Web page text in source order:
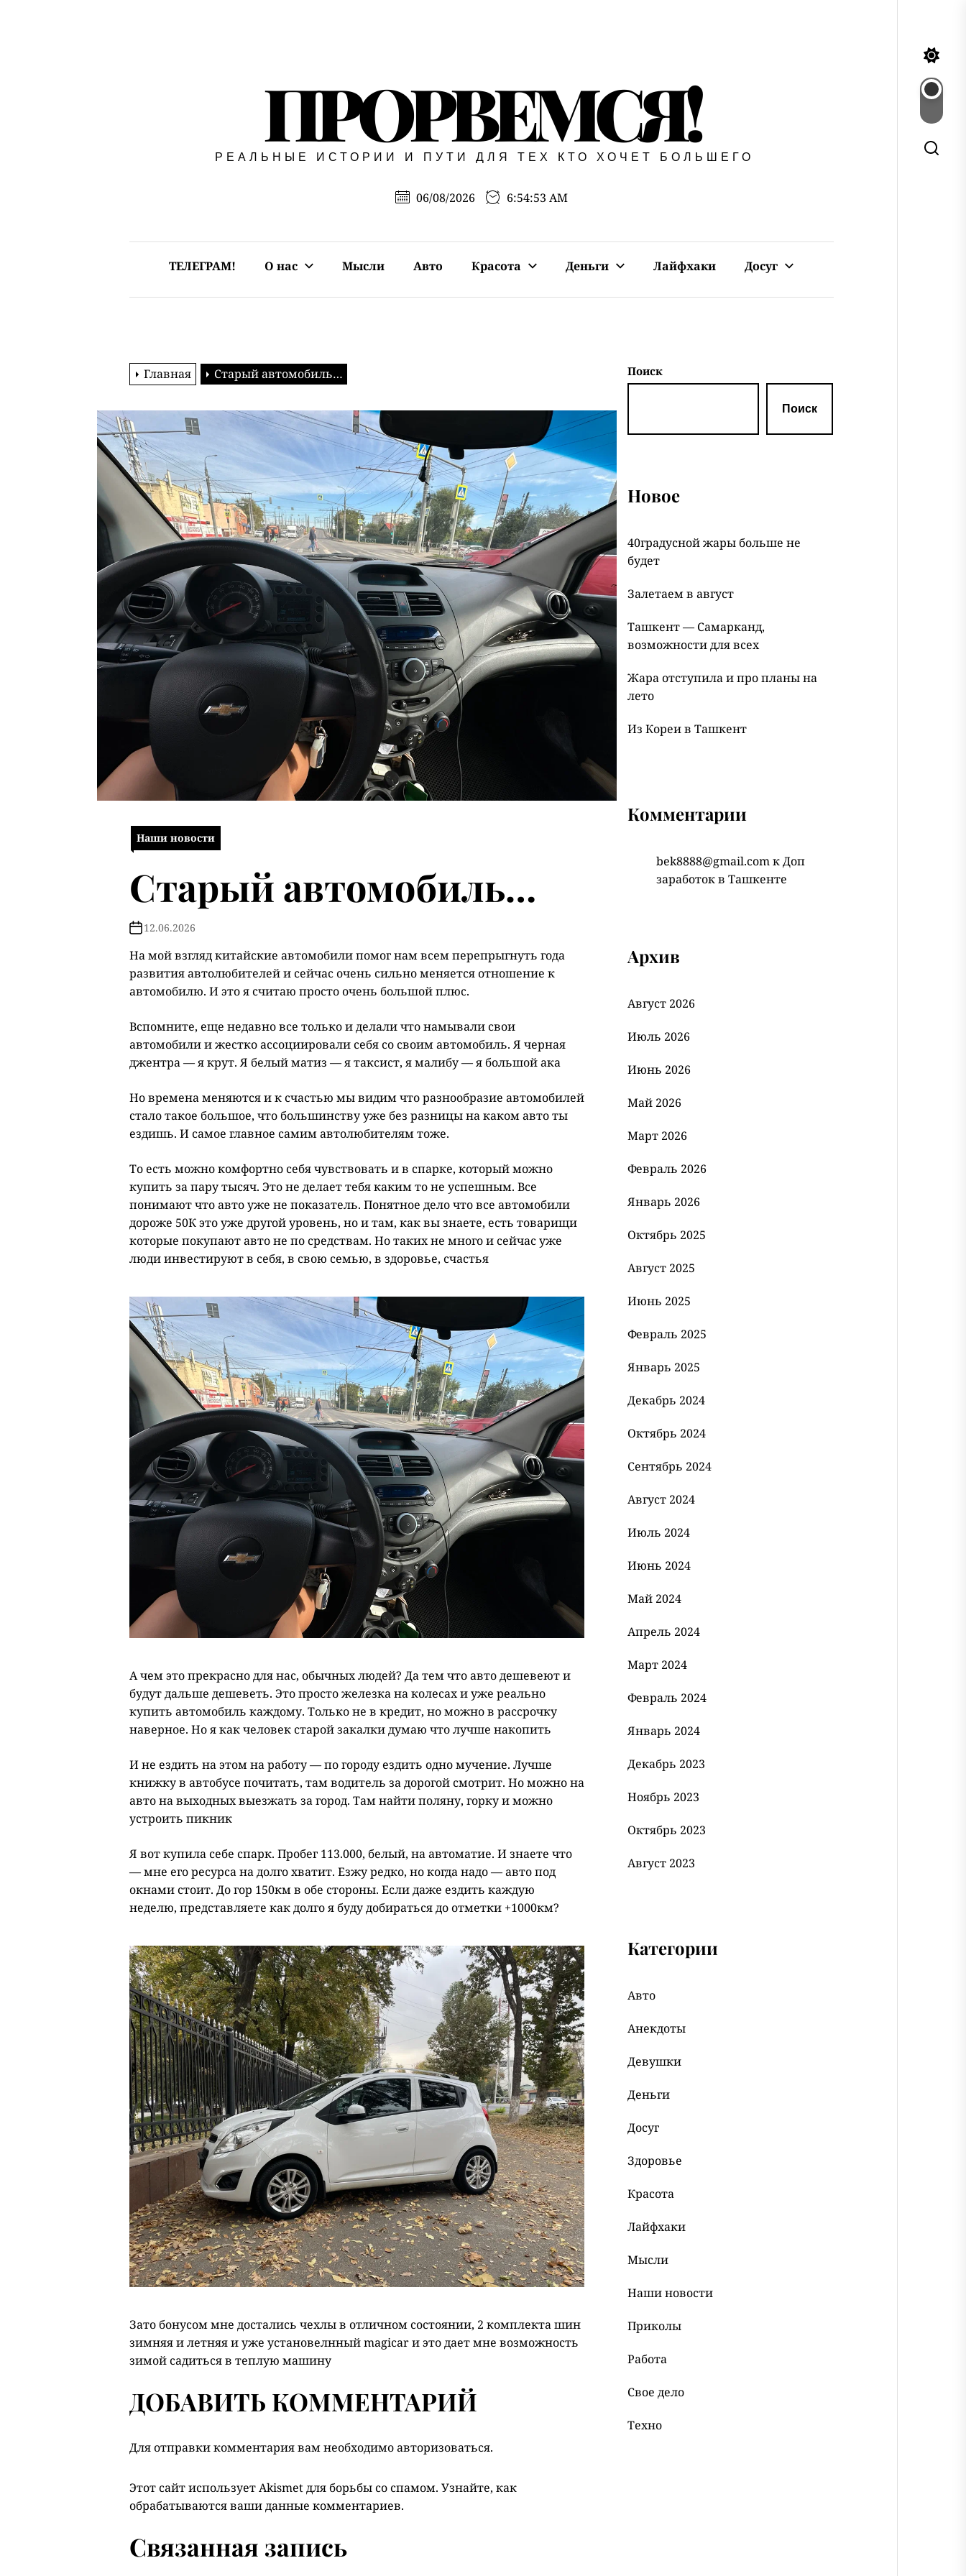
ПРОРВЕМСЯ!
РЕАЛЬНЫЕ ИСТОРИИ И ПУТИ ДЛЯ ТЕХ КТО ХОЧЕТ БОЛЬШЕГО
06/08/2026 6:54:54 AM
ТЕЛЕГРАМ! О нас Мысли Авто Красота Деньги Лайфхаки Досуг
Главная Старый автомобиль…
Наши новости
Старый автомобиль…
12.06.2026
На мой взгляд китайские автомобили помог нам всем перепрыгнуть года
развития автолюбителей и сейчас очень сильно меняется отношение к
автомобилю. И это я считаю просто очень большой плюс.
Вспомните, еще недавно все только и делали что намывали свои
автомобили и жестко ассоциировали себя со своим автомобиль. Я черная
джентра — я крут. Я белый матиз — я таксист, я малибу — я большой ака
Но времена меняются и к счастью мы видим что разнообразие автомобилей
стало такое большое, что большинству уже без разницы на каком авто ты
ездишь. И самое главное самим автолюбителям тоже.
То есть можно комфортно себя чувствовать и в спарке, который можно
купить за пару тысяч. Это не делает тебя каким то не успешным. Все
понимают что авто уже не показатель. Понятное дело что все автомобили
дороже 50К это уже другой уровень, но и там, как вы знаете, есть товарищи
которые покупают авто не по средствам. Но таких не много и сейчас уже
люди инвестируют в себя, в свою семью, в здоровье, счастья
А чем это прекрасно для нас, обычных людей? Да тем что авто дешевеют и
будут дальше дешеветь. Это просто железка на колесах и уже реально
купить автомобиль каждому. Только не в кредит, но можно в рассрочку
наверное. Но я как человек старой закалки думаю что лучше накопить
И не ездить на этом на работу — по городу ездить одно мучение. Лучше
книжку в автобусе почитать, там водитель за дорогой смотрит. Но можно на
авто на выходных выезжать за город. Там найти поляну, горку и можно
устроить пикник
Я вот купила себе спарк. Пробег 113.000, белый, на автоматие. И знаете что
— мне его ресурса на долго хватит. Езжу редко, но когда надо — авто под
окнами стоит. До гор 150км в обе стороны. Если даже ездить каждую
неделю, представляете как долго я буду добираться до отметки +1000км?
Зато бонусом мне достались чехлы в отличном состоянии, 2 комплекта шин
зимняя и летняя и уже установелнный magicar и это дает мне возможность
зимой садиться в теплую машину
ДОБАВИТЬ КОММЕНТАРИЙ
Для отправки комментария вам необходимоавторизоваться.
Этот сайт использует Akismet для борьбы со спамом. Узнайте, как
обрабатываются ваши данные комментариев.
Связанная запись
Поиск
Поиск
Новое
40градусной жары больше не
будет
Залетаем в август
Ташкент — Самарканд,
возможности для всех
Жара отступила и про планы на
лето
Из Кореи в Ташкент
Комментарии
bek8888@gmail.comкДоп
заработок в Ташкенте
Архив
Август 2026
Июль 2026
Июнь 2026
Май 2026
Март 2026
Февраль 2026
Январь 2026
Октябрь 2025
Август 2025
Июнь 2025
Февраль 2025
Январь 2025
Декабрь 2024
Октябрь 2024
Сентябрь 2024
Август 2024
Июль 2024
Июнь 2024
Май 2024
Апрель 2024
Март 2024
Февраль 2024
Январь 2024
Декабрь 2023
Ноябрь 2023
Октябрь 2023
Август 2023
Категории
Авто
Анекдоты
Девушки
Деньги
Досуг
Здоровье
Красота
Лайфхаки
Мысли
Наши новости
Приколы
Работа
Свое дело
Техно